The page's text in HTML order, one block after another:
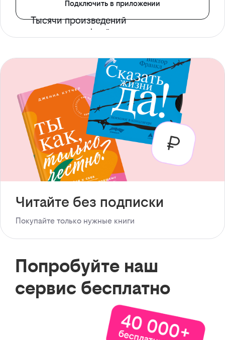
Тысячи произведений
с доступом офлайн
Подключить в приложении
Читайте без подписки
Покупайте только нужные книги
Попробуйте наш
сервис бесплатно